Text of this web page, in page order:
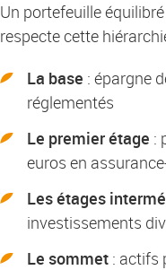
Un portefeuille
respecte cette
La base : épargne
réglementés
Le premier étage :
euros en
Les étages
investissements
Le sommet : actifs